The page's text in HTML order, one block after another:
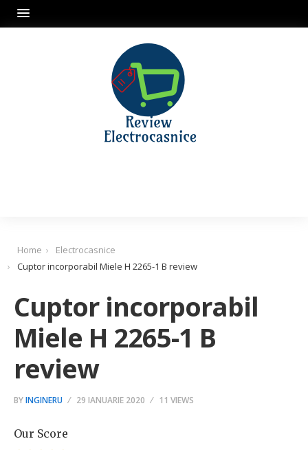
Home
Electrocasnice
Cuptor incorporabil Miele H 2265-1 B review
Cuptor incorporabil
Miele H 2265-1 B
review
BYINGINERU 29 IANUARIE 2020 11 VIEWS
Our Score